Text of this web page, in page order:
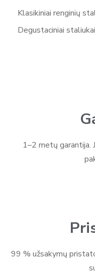
Klasikiniai renginių
Degustaciniai staliukai
1–2 metų garantija.
99 % užsakymų